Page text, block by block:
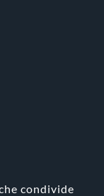
condivide